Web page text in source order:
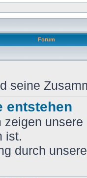
Forum
seine
entstehen
zeigen
ist.
durch